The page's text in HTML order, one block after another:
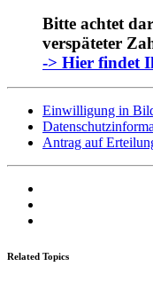
Bitte achtet
verspäteter
-> Hier findet
Einwilligung in
Antrag auf
Related Topics